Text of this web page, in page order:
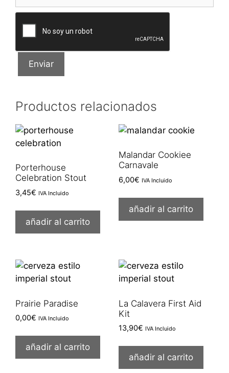
Productos relacionados
Porterhouse
Celebration Stout
3,45€ IVA Incluido
añadir al carrito
Malandar Cookiee
Carnavale
6,00€ IVA Incluido
añadir al carrito
Prairie Paradise
0,00€ IVA Incluido
añadir al carrito
La Calavera First Aid
Kit
13,90€ IVA Incluido
añadir al carrito